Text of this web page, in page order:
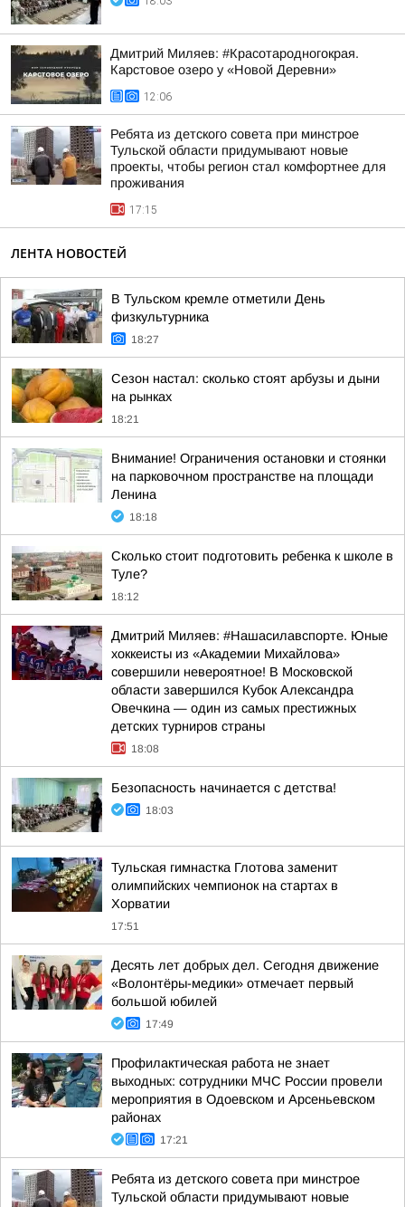
Дмитрий Миляев: #Красотародногокрая.
Карстовое озеро у «Новой Деревни»
12:06
Ребята из детского совета при минстрое
Тульской области придумывают новые
проекты, чтобы регион стал комфортнее для
проживания
17:15
ЛЕНТА НОВОСТЕЙ
В Тульском кремле отметили День
физкультурника
18:27
Сезон настал: сколько стоят арбузы и дыни
на рынках
18:21
Внимание! Ограничения остановки и стоянки
на парковочном пространстве на площади
Ленина
18:18
Сколько стоит подготовить ребенка к школе в
Туле?
18:12
Дмитрий Миляев: #Нашасилавспорте. Юные
хоккеисты из «Академии Михайлова»
совершили невероятное! В Московской
области завершился Кубок Александра
Овечкина — один из самых престижных
детских турниров страны
18:08
Безопасность начинается с детства!
18:03
Тульская гимнастка Глотова заменит
олимпийских чемпионок на стартах в
Хорватии
17:51
Десять лет добрых дел. Сегодня движение
«Волонтёры-медики» отмечает первый
большой юбилей
17:49
Профилактическая работа не знает
выходных: сотрудники МЧС России провели
мероприятия в Одоевском и Арсеньевском
районах
17:21
Ребята из детского совета при минстрое
Тульской области придумывают новые